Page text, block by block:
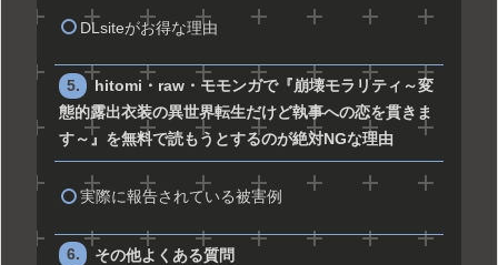
DLsiteがお得な理由
hitomi・raw・モモンガで『崩壊モラリティ～変
態的露出衣装の異世界転生だけど執事への恋を貫きま
す～』を無料で読もうとするのが絶対NGな理由
実際に報告されている被害例
その他よくある質問